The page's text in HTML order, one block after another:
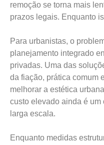
remoção se torna mais
prazos legais. Enquanto
Para urbanistas, o
planejamento integrado
privadas. Uma das
da fiação, prática comum
melhorar a estética
custo elevado ainda é
larga escala.
Enquanto medidas